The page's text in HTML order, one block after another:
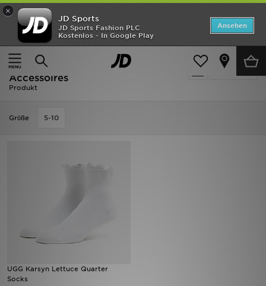
×
JD Sports
JD Sports Fashion PLC
Kostenlos - In Google Play
Ansehen
Home
Frauen Frauen Accessoires
Verfeinern
Ausverkauf | Frauen - UGG Frauen
Accessoires
Produkt
Grӧße 5-10
UGG Karsyn Lettuce Quarter
Socks
ANGEBOTE
Neuheiten
Herren
Sport
Lade die APP